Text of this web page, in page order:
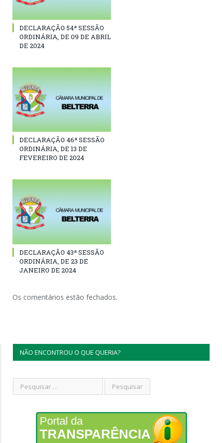
DECLARAÇÃO 54ª SESSÃO
ORDINÁRIA, DE 09 DE ABRIL
DE 2024
DECLARAÇÃO 46ª SESSÃO
ORDINÁRIA, DE 13 DE
FEVEREIRO DE 2024
DECLARAÇÃO 43ª SESSÃO
ORDINÁRIA, DE 23 DE
JANEIRO DE 2024
Os comentários estão fechados.
NÃO ENCONTROU O QUE QUERIA?
Portal da
TRANSPARÊNCIA